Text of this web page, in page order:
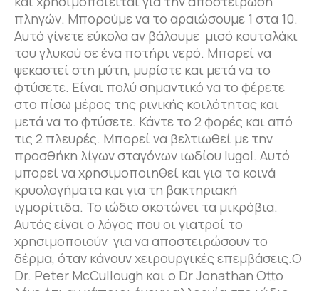
πληγών. Μπορούμε να το αραιώσουμε 1 στα 10.
Αυτό γίνετε εύκολα αν βάλουμε μισό κουταλάκι
του γλυκού σε ένα ποτήρι νερό. Μπορεί να
ψεκαστεί στη μύτη, μυρίστε και μετά να το
φτύσετε. Είναι πολύ σημαντικό να το φέρετε
στο πίσω μέρος της ρινικής κοιλότητας και
μετά να το φτύσετε. Κάντε το 2 φορές και από
τις 2 πλευρές. Μπορεί να βελτιωθεί με την
προσθήκη λίγων σταγόνων ιωδίου lugol. Αυτό
μπορεί να χρησιμοποιηθεί και για τα κοινά
κρυολογήματα και για τη βακτηριακή
ιγμορίτιδα. Το ιώδιο σκοτώνει τα μικρόβια.
Αυτός είναι ο λόγος που οι γιατροί το
χρησιμοποιούν για να αποστειρώσουν το
δέρμα, όταν κάνουν χειρουργικές επεμβάσεις.Ο
Dr. Peter McCullough και ο Dr Jonathan Otto